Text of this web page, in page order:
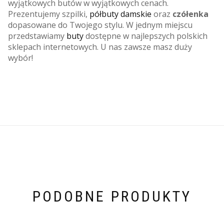
wyjątkowych butów w wyjątkowych cenach.
Prezentujemy szpilki, półbuty damskie oraz czółenka
dopasowane do Twojego stylu. W jednym miejscu
przedstawiamy butydostępne w najlepszych polskich
sklepach internetowych. U nas zawsze masz duży
wybór!
PODOBNE PRODUKTY